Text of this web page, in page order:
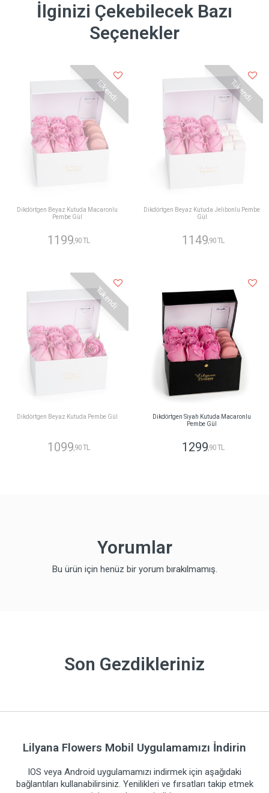
İlginizi Çekebilecek Bazı
Seçenekler
Tükendi
Dikdörtgen Beyaz Kutuda Macaronlu
Pembe Gül
1199 ,90 TL
Tükendi
Dikdörtgen Beyaz Kutuda Jelibonlu Pembe
Gül
1149 ,90 TL
Tükendi
Dikdörtgen Beyaz Kutuda Pembe Gül
1099,90 TL
Dikdörtgen Siyah Kutuda Macaronlu
Pembe Gül
1299,90 TL
Yorumlar
Bu ürün için henüz bir yorum bırakılmamış.
Son Gezdikleriniz
Lilyana Flowers Mobil Uygulamamızı İndirin
IOS veya Android uygulamamızı indirmek için aşağıdaki
bağlantıları kullanabilirsiniz. Yenilikleri ve fırsatları takip etmek